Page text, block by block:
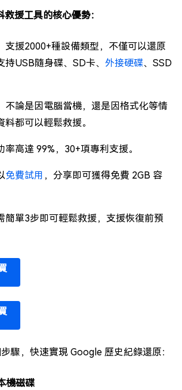
援工具的核心優勢：
支援2000+種設備類型，不僅可以還原
持USB隨身碟、SD卡、 外接硬碟、SSD
不論是因電腦當機，還是因格式化等情
都可以輕鬆救援。
高達 99%，30+項專利支援。
免費試用 ，分享即可獲得免費 2GB 容
簡單3步即可輕鬆救援，支援恢復前預
驟，快速實現 Google 歷史紀錄還原：
機磁碟